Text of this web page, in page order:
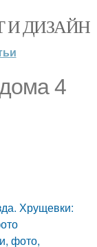
И ДИЗАЙН
4
Хрущевки:
фото,